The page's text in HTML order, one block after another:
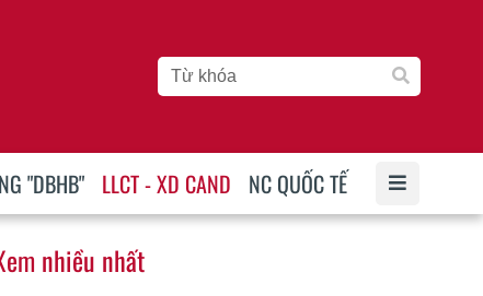
"DBHB" LLCT - XD CAND NC QUỐC TẾ
nhiều nhất